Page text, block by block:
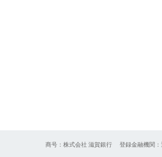
商号：株式会社 滋賀銀行 登録金融機関